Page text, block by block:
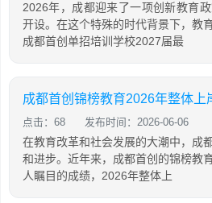
2026年，成都迎来了一项创新教育
开设。在这个特殊的时代背景下，教
成都首创单招培训学校2027届最
成都首创锦榜教育2026年整体上
点击：68 发布时间：2026-06-06
在教育改革和社会发展的大潮中，成
和进步。近年来，成都首创的锦榜教
人瞩目的成绩，2026年整体上